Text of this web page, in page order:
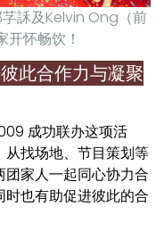
芓訸及Kelvin Ong（前
怀畅饮！
此合作力与凝聚
成功联办这项活
找场地、节目策划等
家人一起同心协力合
也有助促进彼此的合